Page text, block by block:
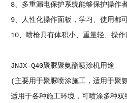
8、多重漏电保护系统能够保护操作者
9、人性化操作面板，学习、使用都可
10、喷枪具有体积小、重量轻、操作
JNJX-Q40聚脲聚氨酯喷涂机用途
(主要用于聚脲喷涂施工，适用于聚
适用于各种施工环境，可喷涂多种双